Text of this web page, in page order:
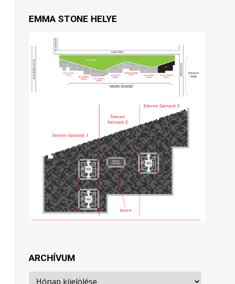
EMMA STONE HELYE
ARCHÍVUM
Archívum